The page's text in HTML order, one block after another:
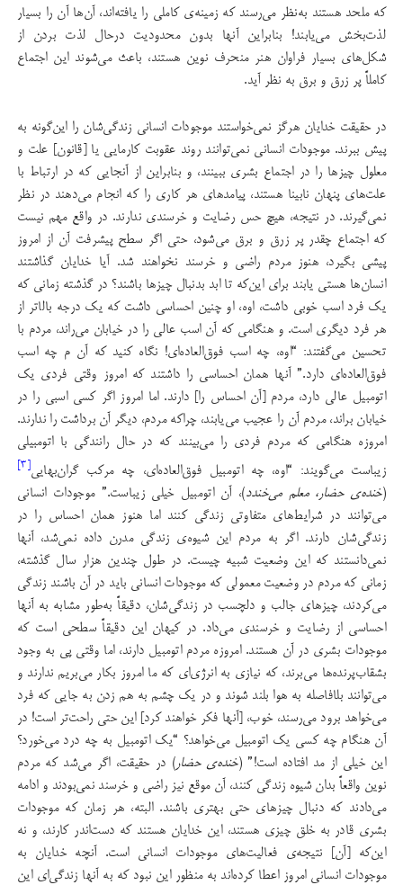
که ملحد هستند به‌نظر می‌رسند که زمینه‌ی کاملی را یافته‌اند، آن‌ها آن را بسیار
لذت‌بخش می‌یابند! بنابراین آنها بدون محدودیت درحال لذت بردن از
شکل‌های بسیار فراوان هنر منحرف نوین هستند، باعث می‌شوند این اجتماع
کاملاً پر زرق و برق به نظر آید.
در حقیقت خدایان هرگز نمی‌خواستند موجودات انسانی زندگی‌شان را این‌گونه به
پیش ببرند. موجودات انسانی نمی‌توانند روند عقوبت کارمایی یا [قانون] علت و
معلول چیزها را در اجتماع بشری ببینند، و بنابراین از آنجایی که در ارتباط با
علت‌های پنهان نابینا هستند، پیامدهای هر کاری را که انجام می‌دهند در نظر
نمی‌گیرند. در نتیجه، هیچ‌ حس رضایت و خرسندی ندارند. در واقع مهم نیست
که اجتماع چقدر پر زرق و برق می‌شود، حتی اگر سطح پیشرفت آن از امروز
پیشی بگیرد، هنوز مردم راضی و خرسند نخواهند شد. آیا خدایان گذاشتند
انسان‌ها هستی یابند برای این‌که تا ابد بدنبال چیزها باشند؟ در گذشته زمانی که
یک فرد اسب خوبی داشت، اوه، او چنین احساسی داشت که یک درجه بالاتر از
هر فرد دیگری است. و هنگامی که آن اسب عالی را در خیابان می‌راند، مردم با
تحسین می‌گفتند: “اوه، چه اسب فوق‌العاده‌ای! نگاه کنید که آن م چه اسب
فوق‌العاده‌ای دارد.” آنها همان احساسی را داشتند که امروز وقتی فردی یک
اتومبیل عالی دارد، مردم [آن احساس را] دارند. اما امروز اگر کسی اسبی را در
خیابان براند، مردم آن را عجیب می‌یابند، چراکه مردم، دیگر آن برداشت را ندارند.
امروزه هنگامی که مردم فردی را می‌بینند که در حال رانندگی با اتومبیلی
زیباست می‌گویند: “اوه، چه اتومبیل فوق‌العاده‌ای، چه مرکب گران‌بهایی
(خنده‌ی حضار، معلم می‌خندد)، آن اتومبیل خیلی زیباست.” موجودات انسانی
می‌توانند در شرایط‌های متفاوتی زندگی کنند اما هنوز همان احساس را در
زندگی‌شان دارند. اگر به مردم این شیوه‌ی زندگی مدرن داده نمی‌شد، آنها
نمی‌دانستند که این وضعیت شبیه چیست. در طول چندین هزار سال گذشته،
زمانی که مردم در وضعیت معمولی که موجودات انسانی باید در آن باشند زندگی
می‌کردند، چیزهای جالب و دلچسب در زندگی‌شان، دقیقاً‌ به‌طور مشابه به آنها
احساسی از رضایت و خرسندی می‌داد. در کیهان این دقیقاً سطحی است که
موجودات بشری در آن هستند. امروزه مردم اتومبیل دارند، اما وقتی پی به وجود
بشقاب‌پرنده‌ها می‌برند، که نیازی به انرژی‌ای که ما امروز بکار می‌بریم ندارند و
می‌توانند بلافاصله به هوا بلند شوند و در یک چشم به هم زدن به جایی که فرد
می‌خواهد برود می‌رسند، خوب، [آنها فکر خواهند کرد] این حتی راحت‌تر است! در
آن هنگام چه کسی یک اتومبیل می‌خواهد؟ “یک اتومبیل به چه درد می‌خورد؟
این خیلی از مد افتاده است!” (خنده‌ی حضار) در حقیقت، اگر می‌شد که مردم
نوین واقعاً بدان شیوه زندگی کنند، آن موقع نیز راضی و خرسند نمی‌بودند و ادامه
می‌دادند که دنبال چیزهای حتی بهتری باشند. البته، هر زمان که موجودات
بشری قادر به خلق چیزی هستند، این خدایان هستند که دست‌اندر کارند، و نه
این‌که [آن] نتیجه‌ی فعالیت‌های موجودات انسانی است. آنچه خدایان به
موجودات انسانی امروز اعطا کرده‌اند به منظور این نبود که به آنها زندگی‌ای این